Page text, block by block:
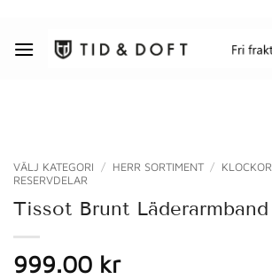
content
VÄLJ KATEGORI / HERR SORTIMENT / KLOCKOR
RESERVDELAR
Tissot Brunt
999.00 kr